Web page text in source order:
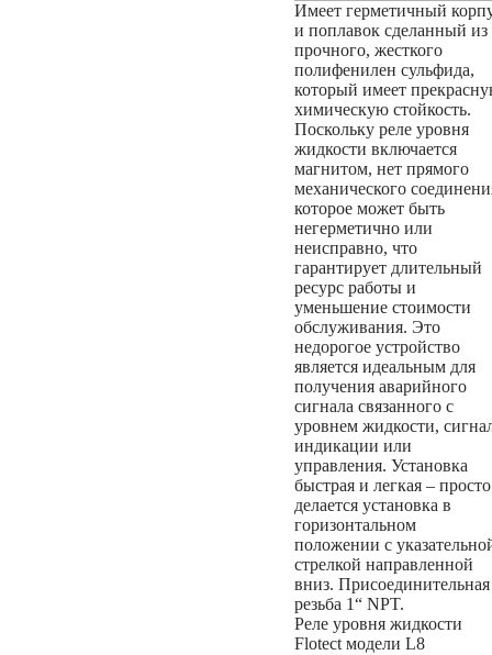
Имеет герметичный
и поплавок сделанный из
прочного, жесткого
полифенилен сульфида,
который имеет
химическую стойкость.
Поскольку реле уровня
жидкости включается
магнитом, нет прямого
механического
которое может быть
негерметично или
неисправно, что
гарантирует длительный
ресурс работы и
уменьшение стоимости
обслуживания. Это
недорогое устройство
является идеальным для
получения аварийного
сигнала связанного с
уровнем жидкости,
индикации или
управления. Установка
быстрая и легкая – просто
делается установка в
горизонтальном
положении с
стрелкой направленной
вниз. Присоединительная
резьба 1“ NPT.
Реле уровня жидкости
Flotect модели L8